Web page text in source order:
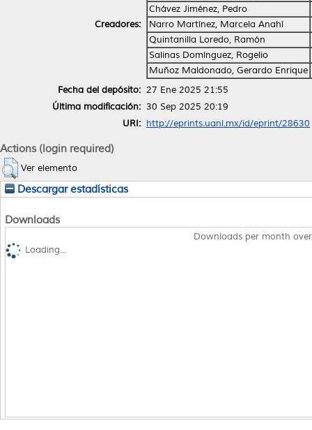
Creadores:
Chávez Jiménez, Pedro
Narro Martínez, Marcela Anahí
Quintanilla Loredo, Ramón
Salinas Domínguez, Rogelio
Muñoz Maldonado, Gerardo Enrique
Fecha del depósito: 27 Ene 2025 21:55
Última modificación: 30 Sep 2025 20:19
URI: http://eprints.uanl.mx/id/eprint/28630
Actions (login required)
Ver elemento
Descargar estadísticas
Downloads
Downloads per month
Loading...